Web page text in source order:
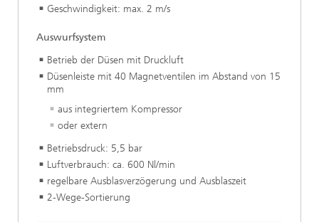
Geschwindigkeit: max. 2 m/s
Auswurfsystem
Betrieb der Düsen mit Druckluft
Düsenleiste mit 40 Magnetventilen im Abstand von 15
mm
aus integriertem Kompressor
oder extern
Betriebsdruck: 5,5 bar
Luftverbrauch: ca. 600 Nl/min
regelbare Ausblasverzögerung und Ausblaszeit
2-Wege-Sortierung